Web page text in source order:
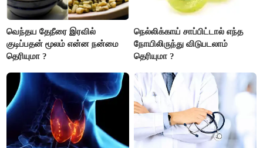
வெந்தய தேநீரை இரவில்
குடிப்பதன் மூலம் என்ன நன்மை
தெரியுமா ?
நெல்லிக்காய் சாப்பிட்டால் எந்த
நோயிலிருந்து விடுபடலாம்
தெரியுமா ?